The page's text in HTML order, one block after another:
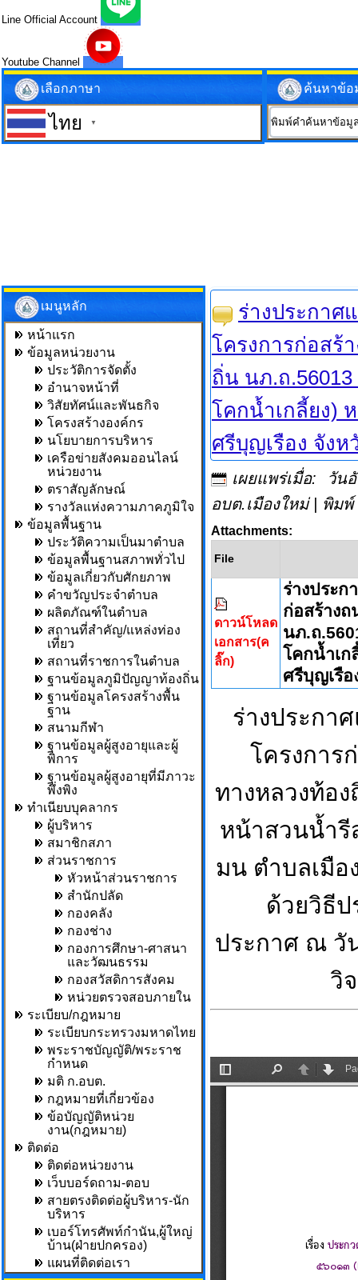
Line Official Account
Youtube Channel
เลือกภาษา
ไทย ▼
ค้นหาข้อ
เมนูหลัก
หน้าแรก
ข้อมูลหน่วยงาน
ประวัติการจัดตั้ง
อำนาจหน้าที่
วิสัยทัศน์และพันธกิจ
โครงสร้างองค์กร
นโยบายการบริหาร
เครือข่ายสังคมออนไลน์
หน่วยงาน
ตราสัญลักษณ์
รางวัลแห่งความภาคภูมิใจ
ข้อมูลพื้นฐาน
ประวัติความเป็นมาตำบล
ข้อมูลพื้นฐานสภาพทั่วไป
ข้อมูลเกี่ยวกับศักยภาพ
คำขวัญประจำตำบล
ผลิตภัณฑ์ในตำบล
สถานที่สำคัญ/แหล่งท่อง
เที่ยว
สถานที่ราชการในตำบล
ฐานข้อมูลภูมิปัญญาท้องถิ่น
ฐานข้อมูลโครงสร้างพื้น
ฐาน
สนามกีฬา
ฐานข้อมูลผู้สูงอายุและผู้
พิการ
ฐานข้อมูลผู้สูงอายุที่มีภาวะ
พึ่งพิง
ทำเนียบบุคลากร
ผู้บริหาร
สมาชิกสภา
ส่วนราชการ
หัวหน้าส่วนราชการ
สำนักปลัด
กองคลัง
กองช่าง
กองการศึกษา-ศาสนา
และวัฒนธรรม
กองสวัสดิการสังคม
หน่วยตรวจสอบภายใน
ระเบียบ/กฎหมาย
ระเบียบกระทรวงมหาดไทย
พระราชบัญญัติ/พระราช
กำหนด
มติ ก.อบต.
กฎหมายที่เกี่ยวข้อง
ข้อบัญญัติหน่วย
งาน(กฎหมาย)
ติดต่อ
ติดต่อหน่วยงาน
เว็บบอร์ดถาม-ตอบ
สายตรงติดต่อผู้บริหาร-นัก
บริหาร
เบอร์โทรศัพท์กำนัน,ผู้ใหญ่
บ้าน(ฝ่ายปกครอง)
แผนที่ติดต่อเรา
ร่างประกาศ
โครงการก่อสร้
ถิ่น นภ.ถ
โคกน้ำเกลี้ยง)
ศรีบุญเรือง จัง
เผยแพร่เมื่อ: วั
อบต.เมืองใหม่| พิมพ์
Attachments:
File
ดาวน์โหลด
เอกสาร(ค
ลิ๊ก)
ร่างประก
ก่อสร้าง
นภ.ถ
โคกน้ำเก
ศรีบุญเรื
ร่างประกา
โครงการ
ทางหลวงท้อ
หน้าสวนน้ำรี
มน ตำบลเมือ
ด้วยวิธีป
ประกาศ ณ วั
วิ